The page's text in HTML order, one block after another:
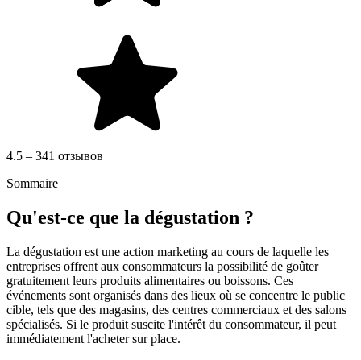
4.5 – 341 отзывов
Sommaire
Qu'est-ce que la dégustation ?
La dégustation est une action marketing au cours de laquelle les
entreprises offrent aux consommateurs la possibilité de goûter
gratuitement leurs produits alimentaires ou boissons. Ces
événements sont organisés dans des lieux où se concentre le public
cible, tels que des magasins, des centres commerciaux et des salons
spécialisés. Si le produit suscite l'intérêt du consommateur, il peut
immédiatement l'acheter sur place.